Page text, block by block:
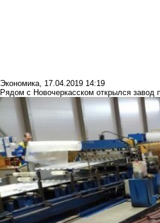
Экономика, 17.04.2019 14:19
Рядом с Новочеркасском открылся завод